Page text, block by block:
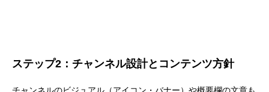
ステップ2：チャンネル設計とコンテンツ方針